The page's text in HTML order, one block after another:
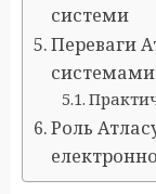
системи
Переваги
системами
Роль